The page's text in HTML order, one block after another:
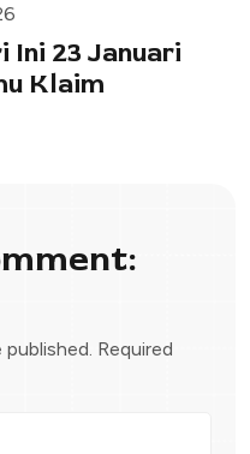
Ini 23 Januari
Klaim
Required